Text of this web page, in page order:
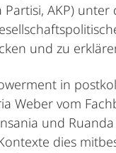
AKP)
und zu
in
Weber vom
und
dies